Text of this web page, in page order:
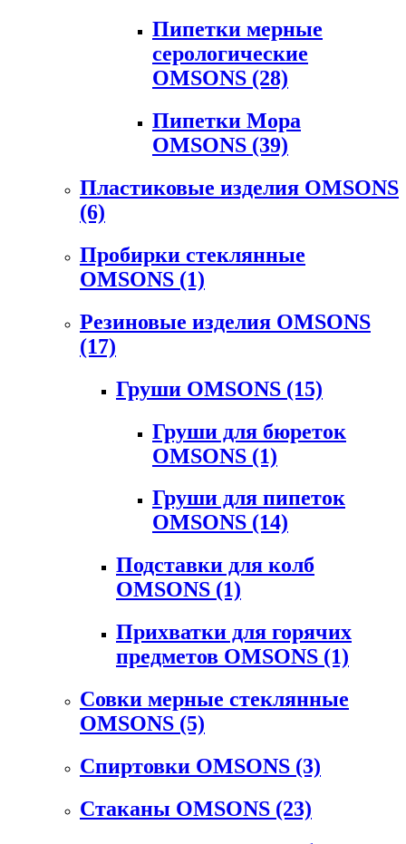
Пипетки мерные
серологические
OMSONS (28)
Пипетки Мора
OMSONS (39)
Пластиковые изделия OMSONS
(6)
Пробирки стеклянные
OMSONS (1)
Резиновые изделия OMSONS
(17)
Груши OMSONS (15)
Груши для бюреток
OMSONS (1)
Груши для пипеток
OMSONS (14)
Подставки для колб
OMSONS (1)
Прихватки для горячих
предметов OMSONS (1)
Совки мерные стеклянные
OMSONS (5)
Спиртовки OMSONS (3)
Стаканы OMSONS (23)